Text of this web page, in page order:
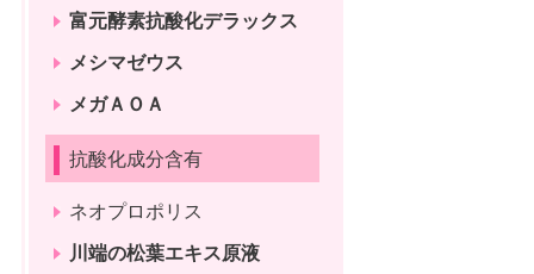
富元酵素抗酸化デラックス
メシマゼウス
メガＡＯＡ
抗酸化成分含有
ネオプロポリス
川端の松葉エキス原液